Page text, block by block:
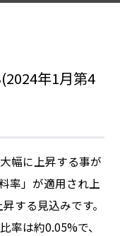
年1月第4
幅に上昇する事が
率」が適用され上
する見込みです。
率は約0.05%で、